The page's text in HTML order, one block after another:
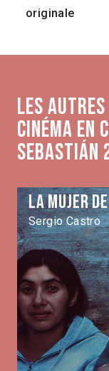
originale
Les
Cinéma
Sebastián
La mujer
Sergio Castro